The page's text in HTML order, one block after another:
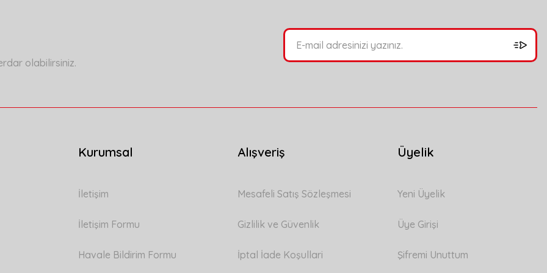
olabilirsiniz.
Kurumsal
İletişim
İletişim Formu
Havale Bildirim Formu
Alışveriş
Mesafeli Satış Sözleşmesi
Gizlilik ve Güvenlik
İptal İade Koşullari
Üyelik
Yeni Üyelik
Üye Girişi
Şifremi Unuttum